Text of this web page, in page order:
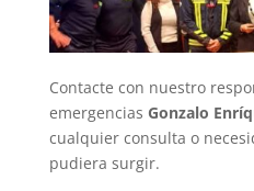
Contacte con nuestro
emergencias Gonzalo
cualquier consulta o
pudiera surgir.